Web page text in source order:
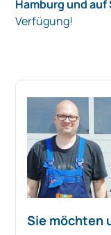
Hamburg und auf
Verfügung!
Sie möchten